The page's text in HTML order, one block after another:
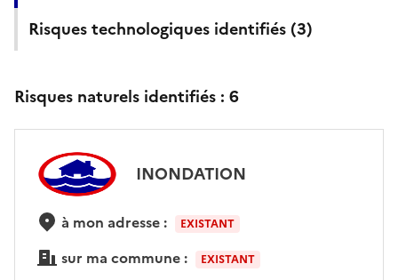
Risques technologiques identifiés (3)
Risques naturels identifiés : 6
INONDATION
à mon adresse : EXISTANT
sur ma commune : EXISTANT